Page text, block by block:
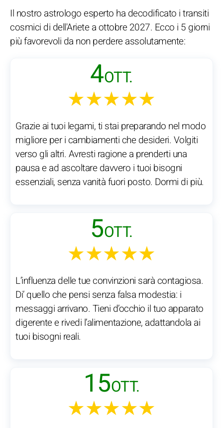
Il nostro astrologo esperto ha decodificato i transiti
cosmici di dell'Ariete a ottobre 2027. Ecco i 5 giorni
più favorevoli da non perdere assolutamente:
4OTT.
★★★★★
Grazie ai tuoi legami, ti stai preparando nel modo
migliore per i cambiamenti che desideri. Volgiti
verso gli altri. Avresti ragione a prenderti una
pausa e ad ascoltare davvero i tuoi bisogni
essenziali, senza vanità fuori posto. Dormi di più.
5OTT.
★★★★★
L’influenza delle tue convinzioni sarà contagiosa.
Di’ quello che pensi senza falsa modestia: i
messaggi arrivano. Tieni d’occhio il tuo apparato
digerente e rivedi l’alimentazione, adattandola ai
tuoi bisogni reali.
15OTT.
★★★★★